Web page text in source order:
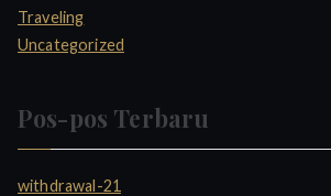
Traveling
Uncategorized
Pos-pos Terbaru
withdrawal-21